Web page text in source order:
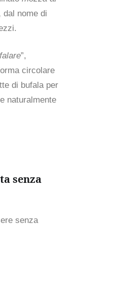
nome di
”,
circolare
di bufala per
naturalmente
senza
senza